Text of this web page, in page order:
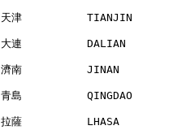
天津          TIANJIN
大連          DALIAN
濟南          JINAN
青島          QINGDAO
拉薩          LHASA